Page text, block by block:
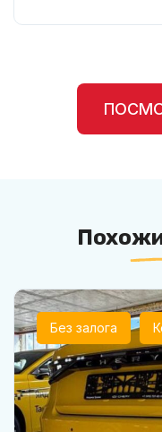
Без залога